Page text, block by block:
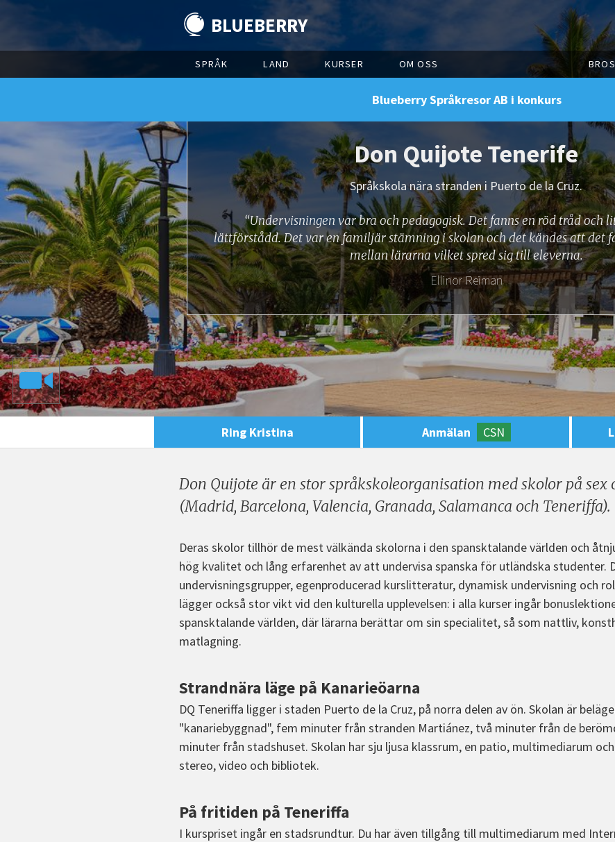
BLUEBERRY
SPRÅK LAND KURSER OM OSS
Blueberry Språkresor AB i konkurs
Don Quijote Tenerife
Språkskola nära stranden i Puerto de la Cruz.
“Undervisningen var bra och pedagogisk. Det fanns en röd tråd och
lättförstådd. Det var en familjär stämning i skolan och det kändes att det
mellan lärarna vilket spred sig till eleverna.
Ellinor Reiman
Ring Kristina Anmälan CSN
Don Quijote är en stor språkskoleorganisation med skolor på sex
(Madrid, Barcelona, Valencia, Granada, Salamanca och Teneriffa).
Deras skolor tillhör de mest välkända skolorna i den spansktalande världen och
hög kvalitet och lång erfarenhet av att undervisa spanska för utländska studenter.
undervisningsgrupper, egenproducerad kurslitteratur, dynamisk undervisning och
lägger också stor vikt vid den kulturella upplevelsen: i alla kurser ingår
spansktalande världen, där lärarna berättar om sin specialitet, så som nattliv,
matlagning.
Strandnära läge på Kanarieöarna
DQ Teneriffa ligger i staden Puerto de la Cruz, på norra delen av ön. Skolan är
"kanariebyggnad", fem minuter från stranden Martiánez, två minuter från de
minuter från stadshuset. Skolan har sju ljusa klassrum, en patio, multimediarum
stereo, video och bibliotek.
På fritiden på Teneriffa
I kurspriset ingår en stadsrundtur. Du har även tillgång till multimediarum med